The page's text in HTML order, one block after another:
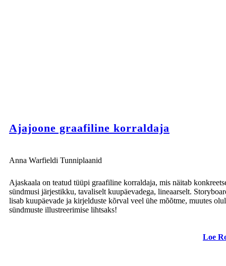
Ajajoone graafiline korraldaja
Anna Warfieldi Tunniplaanid
Ajaskaala on teatud tüüpi graafiline korraldaja, mis näitab
sündmusi järjestikku, tavaliselt kuupäevadega, lineaarselt.
lisab kuupäevade ja kirjelduste kõrval veel ühe mõõtme, muutes
sündmuste illustreerimise lihtsaks!
Loe